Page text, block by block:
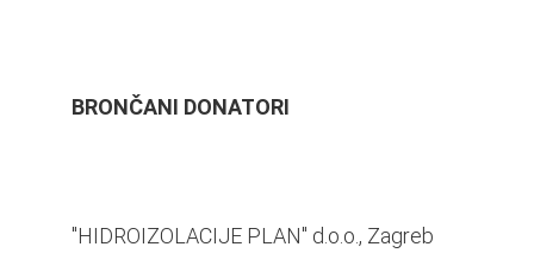
BRONČANI DONATORI
"HIDROIZOLACIJE PLAN" d.o.o., Zagreb